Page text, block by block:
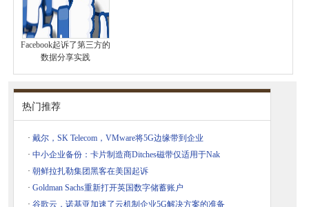
Facebook起诉了第三方的
数据分享实践
热门推荐
· 戴尔，SK Telecom，VMware将5G边缘带到企业
· 中小企业备份：卡片制造商Ditches磁带仅适用于Nak
· 朝鲜拉扎勒集团黑客在美国起诉
· Goldman Sachs重新打开英国数字储蓄账户
· 谷歌云，诺基亚加速了云机制企业5G解决方案的准备